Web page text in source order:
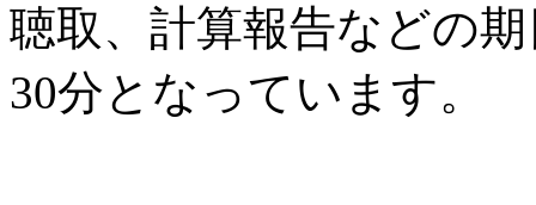
聴取、計算報告などの
30分となっています。